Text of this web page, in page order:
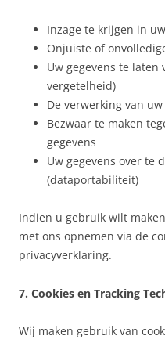
Inzage te krijgen in
Onjuiste of
Uw gegevens te
vergetelheid)
De verwerking van
Bezwaar te maken
gegevens
Uw gegevens over te
(dataportabiliteit)
Indien u gebruik wilt
met ons opnemen via de
privacyverklaring.
7. Cookies en Tracking
Wij maken gebruik van